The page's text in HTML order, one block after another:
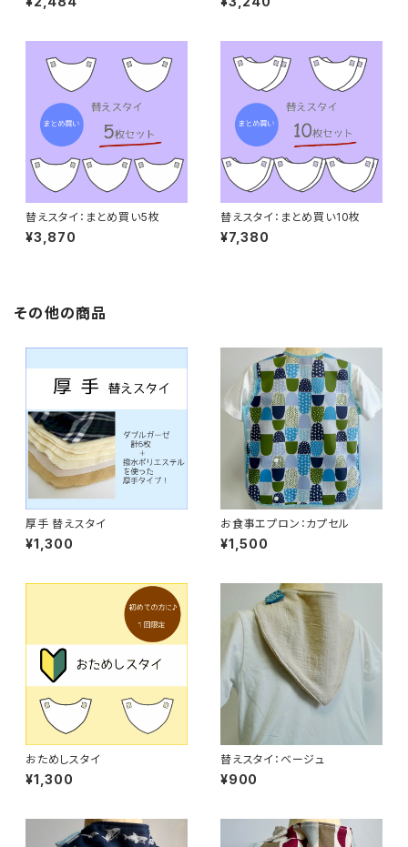
替えスタイ：まとめ買い5枚
¥3,870
替えスタイ：まとめ買い10枚
¥7,380
その他の商品
厚手 替えスタイ
¥1,300
お食事エプロン：カプセル
¥1,500
おためしスタイ
¥1,300
替えスタイ：ベージュ
¥900